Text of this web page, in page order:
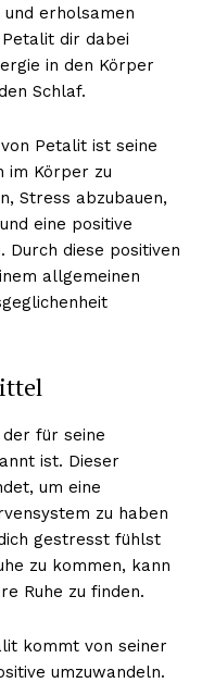
erholsamen
dir dabei
in den Körper
Schlaf.
Petalit ist seine
im Körper zu
Stress abzubauen,
eine positive
Durch diese positiven
allgemeinen
für seine
ist. Dieser
um eine
zu haben
gestresst fühlst
zu kommen, kann
Ruhe zu finden.
kommt von seiner
umzuwandeln.